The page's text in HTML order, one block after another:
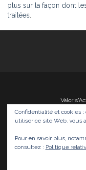
plus sur la façon dont
traitées
Photos Films
Confidentialité et cookies
utiliser ce site Web, vous
Pour en savoir plus,
consultez : Politique